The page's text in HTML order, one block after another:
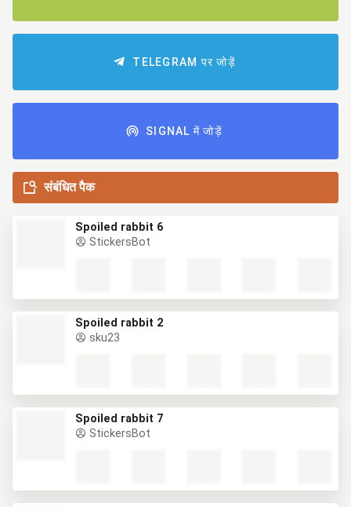
TELEGRAM पर जोड़ें
SIGNAL में जोड़ें
संबंधित पैक
Spoiled rabbit 6
StickersBot
Spoiled rabbit 2
sku23
Spoiled rabbit 7
StickersBot